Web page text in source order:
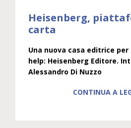
Heisenberg,
carta
Una nuova casa editrice
help: Heisenberg Editore.
Alessandro Di Nuzzo
CONTINUA A